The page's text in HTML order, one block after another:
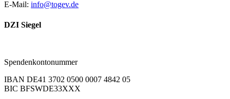
E-Mail: info@togev.de
DZI Siegel
Spendenkontonummer
IBAN DE41 3702 0500 0007 4842 05
BIC BFSWDE33XXX